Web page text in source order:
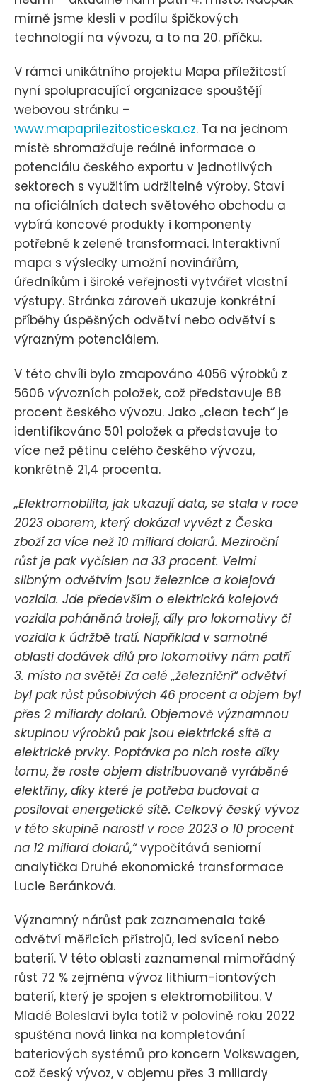
mírně jsme klesli v podílu špičkových
technologií na vývozu, a to na 20. příčku.
V rámci unikátního projektu Mapa příležitostí
nyní spolupracující organizace spouštějí
webovou stránku –
www.mapaprilezitosticeska.cz. Ta na jednom
místě shromažďuje reálné informace o
potenciálu českého exportu v jednotlivých
sektorech s využitím udržitelné výroby. Staví
na oficiálních datech světového obchodu a
vybírá koncové produkty i komponenty
potřebné k zelené transformaci. Interaktivní
mapa s výsledky umožní novinářům,
úředníkům i široké veřejnosti vytvářet vlastní
výstupy. Stránka zároveň ukazuje konkrétní
příběhy úspěšných odvětví nebo odvětví s
výrazným potenciálem.
V této chvíli bylo zmapováno 4056 výrobků z
5606 vývozních položek, což představuje 88
procent českého vývozu. Jako „clean tech“ je
identifikováno 501 položek a představuje to
více než pětinu celého českého vývozu,
konkrétně 21,4 procenta.
„Elektromobilita, jak ukazují data, se stala v roce
2023 oborem, který dokázal vyvézt z Česka
zboží za více než 10 miliard dolarů. Meziroční
růst je pak vyčíslen na 33 procent. Velmi
slibným odvětvím jsou železnice a kolejová
vozidla. Jde především o elektrická kolejová
vozidla poháněná trolejí, díly pro lokomotivy či
vozidla k údržbě tratí. Například v samotné
oblasti dodávek dílů pro lokomotivy nám patří
3. místo na světě! Za celé „železniční“ odvětví
byl pak růst působivých 46 procent a objem byl
přes 2 miliardy dolarů. Objemově významnou
skupinou výrobků pak jsou elektrické sítě a
elektrické prvky. Poptávka po nich roste díky
tomu, že roste objem distribuovaně vyráběné
elektřiny, díky které je potřeba budovat a
posilovat energetické sítě. Celkový český vývoz
v této skupině narostl v roce 2023 o 10 procent
na 12 miliard dolarů,“vypočítává seniorní
analytička Druhé ekonomické transformace
Lucie Beránková.
Významný nárůst pak zaznamenala také
odvětví měřicích přístrojů, led svícení nebo
baterií. V této oblasti zaznamenal mimořádný
růst 72 % zejména vývoz lithium-iontových
baterií, který je spojen s elektromobilitou. V
Mladé Boleslavi byla totiž v polovině roku 2022
spuštěna nová linka na kompletování
bateriových systémů pro koncern Volkswagen,
což český vývoz, v objemu přes 3 miliardy